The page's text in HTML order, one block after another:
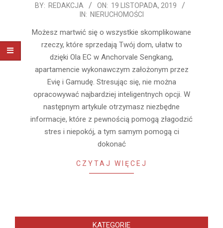
2019-
19
BY: REDAKCJA ON: 19 LISTOPADA, 2019
IN: NIERUCHOMOŚCI
Możesz martwić się o wszystkie skomplikowane
rzeczy, które sprzedają Twój dom, ułatw to
dzięki Ola EC w Anchorvale Sengkang,
apartamencie wykonawczym założonym przez
Evię i Gamudę. Stresując się, nie można
opracowywać najbardziej inteligentnych opcji. W
następnym artykule otrzymasz niezbędne
informacje, które z pewnością pomogą złagodzić
stres i niepokój, a tym samym pomogą ci
dokonać
CZYTAJ WIĘCEJ
KATEGORIE